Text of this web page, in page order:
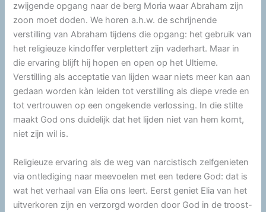
zwijgende opgang naar de berg Moria waar Abraham zijn
zoon moet doden. We horen a.h.w. de schrijnende
verstilling van Abraham tijdens die opgang: het gebruik van
het religieuze kindoffer verplettert zijn vaderhart. Maar in
die ervaring blijft hij hopen en open op het Ultieme.
Verstilling als acceptatie van lijden waar niets meer kan aan
gedaan worden kàn leiden tot verstilling als diepe vrede en
tot vertrouwen op een ongekende verlossing. In die stilte
maakt God ons duidelijk dat het lijden niet van hem komt,
niet zijn wil is.
Religieuze ervaring als de weg van narcistisch zelfgenieten
via ontlediging naar meevoelen met een tedere God: dat is
wat het verhaal van Elia ons leert. Eerst geniet Elia van het
uitverkoren zijn en verzorgd worden door God in de troost-